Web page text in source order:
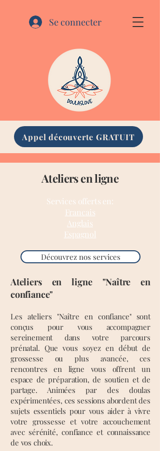
Appel découverte GRATUIT
Se connecter
Ateliers en ligne
Services offerts en:
Francais
Anglais
Espagnol
Découvrez nos services
Ateliers en ligne "Naître en
confiance"
Les ateliers "Naître en confiance" sont
conçus pour vous accompagner
sereinement dans votre parcours
prénatal. Que vous soyez en début de
grossesse ou plus avancée, ces
rencontres en ligne vous offrent un
espace de préparation, de soutien et de
partage. Animées par des doulas
expérimentées, ces sessions abordent des
sujets essentiels pour vous aider à vivre
votre grossesse et votre accouchement
avec sérénité, confiance et connaissance
de vos choix.